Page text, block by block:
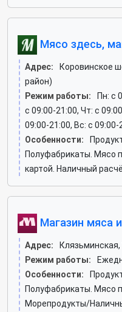
Мясо здесь,
Адрес:
Коровинское
район)
Режим работы:
Пн: c
c 09:00-21:00, Чт: c
09:00-21:00, Вс: c 09:00-
Особенности:
Полуфабрикаты. Мясо
картой. Наличный
Магазин мяса
Адрес:
Режим работы:
Особенности:
Полуфабрикаты. Мясо
Морепродукты/